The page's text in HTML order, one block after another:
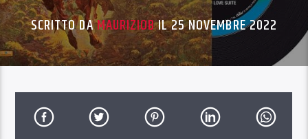
SCRITTO DAMAURIZIOBIL 25 NOVEMBRE 2022